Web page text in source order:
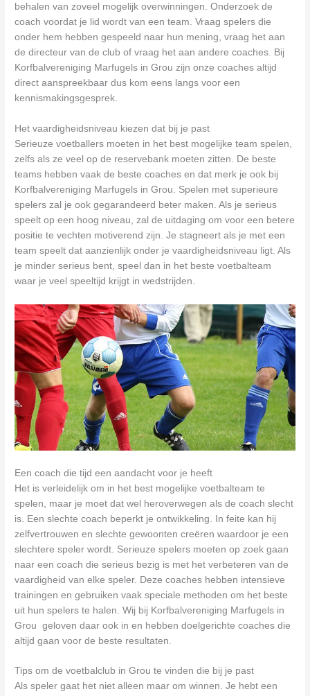
behalen van zoveel mogelijk overwinningen. Onderzoek de
coach voordat je lid wordt van een team. Vraag spelers die
onder hem hebben gespeeld naar hun mening, vraag het aan
de directeur van de club of vraag het aan andere coaches. Bij
Korfbalvereniging Marfugels in Grou zijn onze coaches altijd
direct aanspreekbaar dus kom eens langs voor een
kennismakingsgesprek.
Het vaardigheidsniveau kiezen dat bij je past
Serieuze voetballers moeten in het best mogelijke team spelen,
zelfs als ze veel op de reservebank moeten zitten. De beste
teams hebben vaak de beste coaches en dat merk je ook bij
Korfbalvereniging Marfugels in Grou. Spelen met superieure
spelers zal je ook gegarandeerd beter maken. Als je serieus
speelt op een hoog niveau, zal de uitdaging om voor een betere
positie te vechten motiverend zijn. Je stagneert als je met een
team speelt dat aanzienlijk onder je vaardigheidsniveau ligt. Als
je minder serieus bent, speel dan in het beste voetbalteam
waar je veel speeltijd krijgt in wedstrijden.
Een coach die tijd een aandacht voor je heeft
Het is verleidelijk om in het best mogelijke voetbalteam te
spelen, maar je moet dat wel heroverwegen als de coach slecht
is. Een slechte coach beperkt je ontwikkeling. In feite kan hij
zelfvertrouwen en slechte gewoonten creëren waardoor je een
slechtere speler wordt. Serieuze spelers moeten op zoek gaan
naar een coach die serieus bezig is met het verbeteren van de
vaardigheid van elke speler. Deze coaches hebben intensieve
trainingen en gebruiken vaak speciale methoden om het beste
uit hun spelers te halen. Wij bij Korfbalvereniging Marfugels in
Grou geloven daar ook in en hebben doelgerichte coaches die
altijd gaan voor de beste resultaten.
Tips om de voetbalclub in Grou te vinden die bij je past
Als speler gaat het niet alleen maar om winnen. Je hebt een